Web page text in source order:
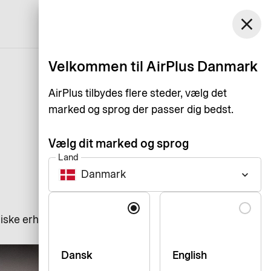
Log ind
close
Velkommen til AirPlus Danmark
AirPlus tilbydes flere steder, vælg det
marked og sprog der passer dig bedst.
Vælg dit marked og sprog
Land
Danmark keyboard_arrow_down
Sprog
Dansk English
erhvervskunder. Her deler